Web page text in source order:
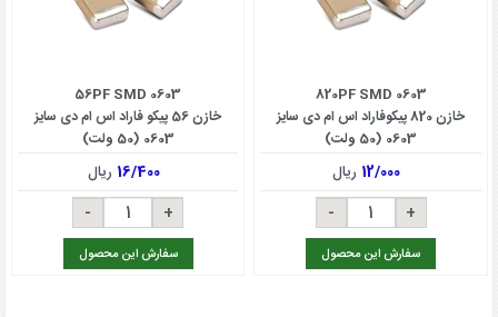
820PF SMD 0603
خازن 820 پیکوفاراد اس ام دی سایز
0603 (50 ولت)
12/000 ریال
سفارش این محصول
56PF SMD 0603
خازن 56 پیکو فاراد اس ام دی سایز
0603 (50 ولت)
16/400 ریال
سفارش این محصول